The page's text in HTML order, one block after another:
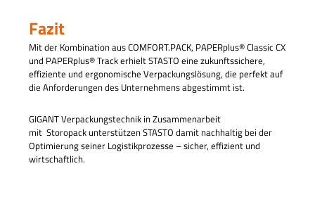
Fazit
Mit der Kombination aus COMFORT.PACK, PAPERplus® Classic CX
und PAPERplus® Track erhielt STASTO eine zukunftssichere,
effiziente und ergonomische Verpackungslösung, die perfekt auf
die Anforderungen des Unternehmens abgestimmt ist.
GIGANT Verpackungstechnik in Zusammenarbeit
mit Storopack unterstützen STASTO damit nachhaltig bei der
Optimierung seiner Logistikprozesse – sicher, effizient und
wirtschaftlich.